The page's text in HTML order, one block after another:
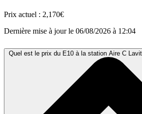
Prix actuel : 2,170€
Dernière mise à jour le 06/08/2026 à 12:04
Quel est le prix du E10 à la station Aire C